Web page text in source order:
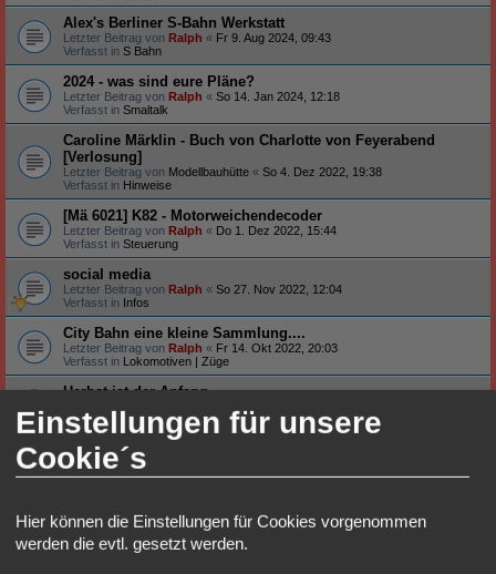
Alex's Berliner S-Bahn Werkstatt
Letzter Beitrag von Ralph « Fr 9. Aug 2024, 09:43
Verfasst in S Bahn
2024 - was sind eure Pläne?
Letzter Beitrag von Ralph « So 14. Jan 2024, 12:18
Verfasst in Smaltalk
Caroline Märklin - Buch von Charlotte von Feyerabend
[Verlosung]
Letzter Beitrag von Modellbauhütte « So 4. Dez 2022, 19:38
Verfasst in Hinweise
[Mä 6021] K82 - Motorweichendecoder
Letzter Beitrag von Ralph « Do 1. Dez 2022, 15:44
Verfasst in Steuerung
social media
Letzter Beitrag von Ralph « So 27. Nov 2022, 12:04
Verfasst in Infos
City Bahn eine kleine Sammlung....
Letzter Beitrag von Ralph « Fr 14. Okt 2022, 20:03
Verfasst in Lokomotiven | Züge
Herbst ist der Anfang
Verfasst in
Smaltalk
Neu auf meinem Tisch ...
Letzter Beitrag von
Verfasst inSmaltalk
Letzter Beitrag vonRalph«Sa 25. Jun 2022, 08:45
Verfasst inSmaltalk
Einstellungen für unsere
Cookie´s
Hier können die Einstellungen für Cookies vorgenommen
werden die evtl. gesetzt werden.